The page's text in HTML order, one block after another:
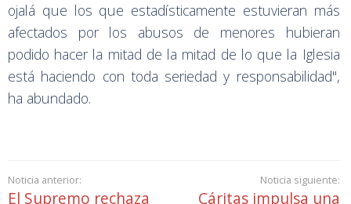
ojalá que los que estadísticamente estuvieran más
afectados por los abusos de menores hubieran
podido hacer la mitad de la mitad de lo que la Iglesia
está haciendo con toda seriedad y responsabilidad",
ha abundado.
Noticia anterior:
El Supremo rechaza
Noticia siguiente:
Cáritas impulsa una